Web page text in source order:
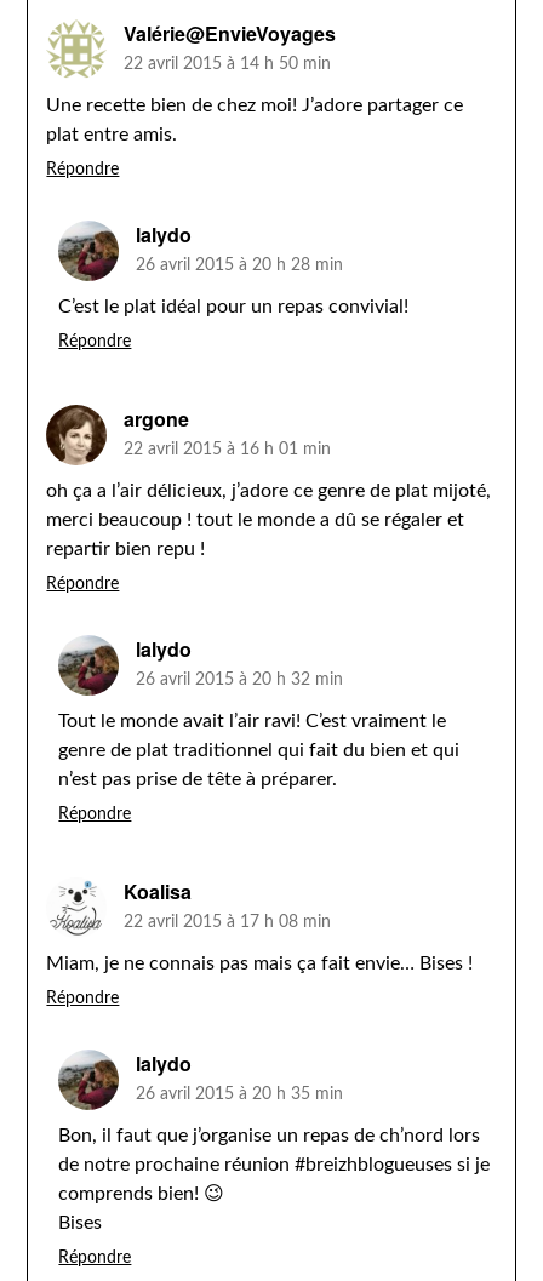
Valérie@EnvieVoyages
22 avril 2015 à 14 h 50 min
Une recette bien de chez moi! J’adore partager ce
plat entre amis.
Répondre
lalydo
26 avril 2015 à 20 h 28 min
C’est le plat idéal pour un repas convivial!
Répondre
argone
22 avril 2015 à 16 h 01 min
oh ça a l’air délicieux, j’adore ce genre de plat mijoté,
merci beaucoup ! tout le monde a dû se régaler et
repartir bien repu !
Répondre
lalydo
26 avril 2015 à 20 h 32 min
Tout le monde avait l’air ravi! C’est vraiment le
genre de plat traditionnel qui fait du bien et qui
n’est pas prise de tête à préparer.
Répondre
Koalisa
22 avril 2015 à 17 h 08 min
Miam, je ne connais pas mais ça fait envie… Bises !
Répondre
lalydo
26 avril 2015 à 20 h 35 min
Bon, il faut que j’organise un repas de ch’nord lors
de notre prochaine réunion #breizhblogueuses si je
comprends bien! 😉
Bises
Répondre